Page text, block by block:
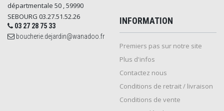
départmentale 50 , 59990
SEBOURG 03.27.51.52.26
03 27 28 75 33
boucherie.dejardin@wanadoo.fr
INFORMATION
Premiers pas sur notre site
Plus d'infos
Contactez nous
Conditions de retrait / livraison
Conditions de vente